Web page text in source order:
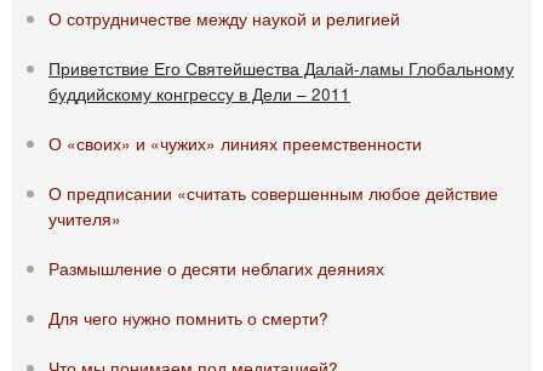
О сотрудничестве между наукой и религией
Приветствие Его Святейшества Далай-ламы Глобальному
буддийскому конгрессу в Дели – 2011
О «своих» и «чужих» линиях преемственности
О предписании «считать совершенным любое действие
учителя»
Размышление о десяти неблагих деяниях
Для чего нужно помнить о смерти?